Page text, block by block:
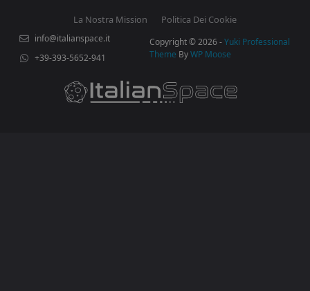
La Nostra Mission Politica Dei Cookie
info@italianspace.it
+39-393-5652-941
Copyright © 2026 -Yuki Professional
Theme ByWP Moose